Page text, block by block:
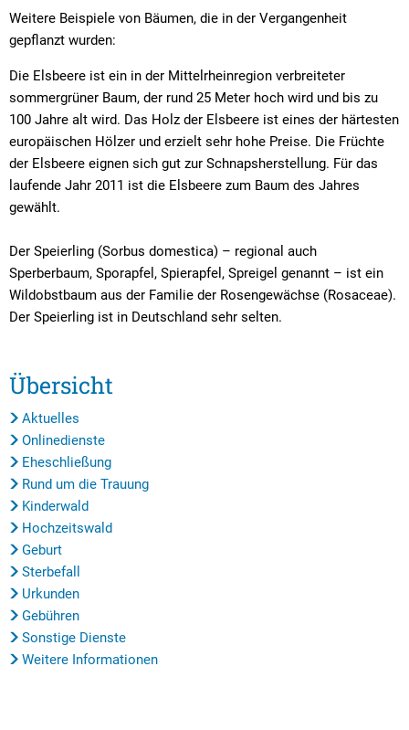
Weitere Beispiele von Bäumen, die in der Vergangenheit
gepflanzt wurden:
Die Elsbeere ist ein in der Mittelrheinregion verbreiteter
sommergrüner Baum, der rund 25 Meter hoch wird und bis zu
100 Jahre alt wird. Das Holz der Elsbeere ist eines der härtesten
europäischen Hölzer und erzielt sehr hohe Preise. Die Früchte
der Elsbeere eignen sich gut zur Schnapsherstellung. Für das
laufende Jahr 2011 ist die Elsbeere zum Baum des Jahres
gewählt.
Der Speierling (Sorbus domestica) – regional auch
Sperberbaum, Sporapfel, Spierapfel, Spreigel genannt – ist ein
Wildobstbaum aus der Familie der Rosengewächse (Rosaceae).
Der Speierling ist in Deutschland sehr selten.
Übersicht
Aktuelles
Onlinedienste
Eheschließung
Rund um die Trauung
Kinderwald
Hochzeitswald
Geburt
Sterbefall
Urkunden
Gebühren
Sonstige Dienste
Weitere Informationen